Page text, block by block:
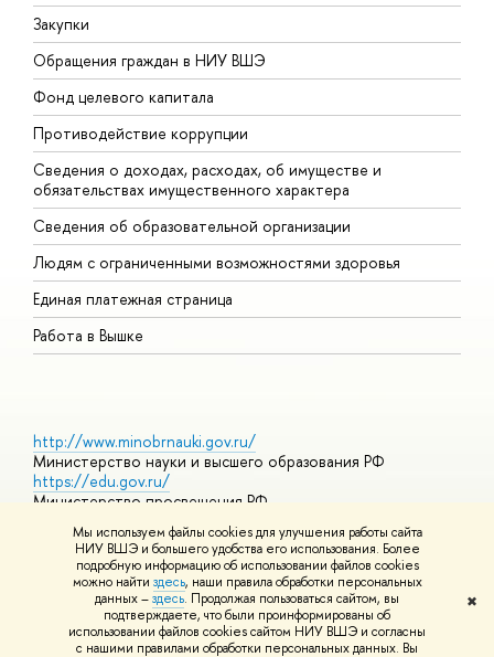
Мы используем файлы cookies для улучшения работы сайта
НИУ ВШЭ и большего удобства его использования. Более
подробную информацию об использовании файлов cookies
можно найти здесь, наши правила обработки персональных
данных –здесь. Продолжая пользоваться сайтом, вы
подтверждаете, что были проинформированы об
использовании файлов cookies сайтом НИУ ВШЭ и согласны
с нашими правилами обработки персональных данных. Вы
✖
Закупки
Обращения граждан в НИУ ВШЭ
Фонд целевого капитала
Противодействие коррупции
Сведения о доходах, расходах, об имуществе и
обязательствах имущественного характера
Сведения об образовательной организации
Людям с ограниченными возможностями здоровья
Единая платежная страница
Работа в Вышке
http://www.minobrnauki.gov.ru/
Министерство науки и высшего образования РФ
https://edu.gov.ru/
Министерство просвещения РФ
https://elearning.hse.ru/mooc
Массовые открытые онлайн-курсы
© НИУ ВШЭ 1993–2026 Адреса и контактыУсловия
использования материалов Политика конфиденциальности